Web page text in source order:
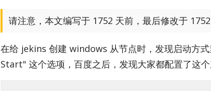
请注意，本文编写于 1752 天前，最后修改于
在给 jekins 创建 win­dows 从节点时，发现启动方
Start" 这个选项，百度之后，发现大家都配置了这个